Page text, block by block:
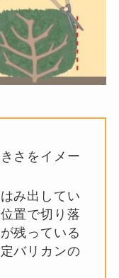
さをイメー
み出してい
置で切り落
残っている
バリカンの